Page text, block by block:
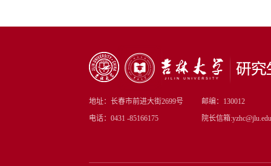
地址：长春市前进大街2699号
邮编：130012
电话：0431 -85166175
院长信箱